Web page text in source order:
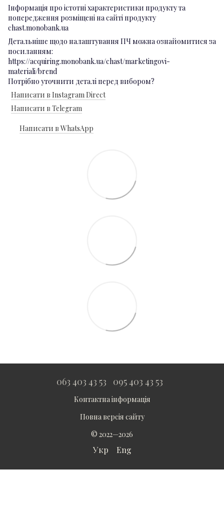
Інформація про істотні характеристики продукту та
попередження розміщені на сайті продукту
chast.monobank.ua
Детальніше щодо налаштування ПЧ можна ознайомитися за
посиланням:
https://acquiring.monobank.ua/chast/marketingovi-
materiali/brend
Потрібно уточнити деталі перед вибором?
Написати в Instagram Direct
Написати в Telegram
Написати в WhatsApp
063 403 43 53 095 403 43 53
Контактна інформація
Повна версія сайту
© 2022—2026
Укр Eng